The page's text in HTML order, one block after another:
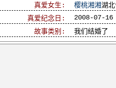
真爱女生:
樱桃湘湘湖
真爱纪念日:
2008-07-16
故事类别:
我们结婚了